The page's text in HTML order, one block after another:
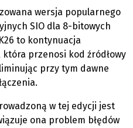
wersja popularnego
SIO dla 8-bitowych
to kontynuacja
przenosi kod źródłowy
przy tym dawne
w tej edycji jest
ona problem błędów